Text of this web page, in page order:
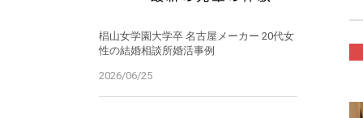
椙山女学園大学卒 名古屋メーカー 20代女
性の結婚相談所婚活事例
2026/06/25